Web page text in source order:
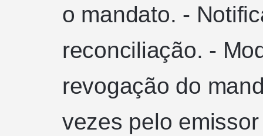
o mandato. -
reconciliação. -
revogação do
vezes pelo